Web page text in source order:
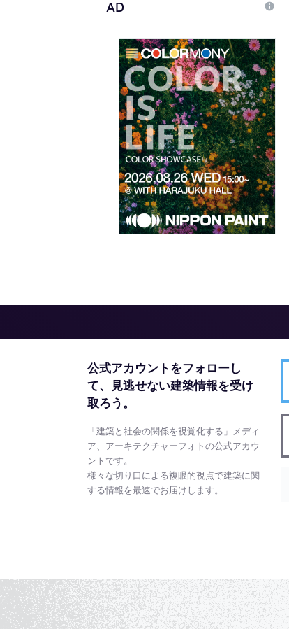
公式アカウントをフォローし
て、
見逃せない建築情報を受け
取ろう。
「建築と社会の関係を視覚化する」メディ
ア、アーキテクチャーフォトの公式アカウ
ントです。
様々な切り口による複眼的視点で建築に関
する情報を最速でお届けします。